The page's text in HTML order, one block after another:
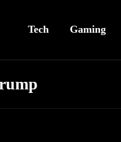
Tech Gaming